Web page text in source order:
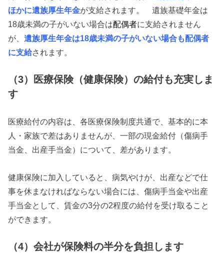
ほかに遺族厚生年金が支給されます。 遺族基礎年金は
18歳未満の子がいない場合は配偶者に支給されません
が、遺族厚生年金は18歳未満の子がいない場合も配偶者
に支給されます。
（3）医療保険（健康保険）の給付も充実しま
す
医療給付の内容は、各医療保険制度共通で、基本的に本
人・家族で差はありませんが、一部の現金給付（傷病手
当金、出産手当金）について、差があります。
健康保険に加入していると、病気やけが、出産などで仕
事を休まなければならない場合には、傷病手当金や出産
手当金として、賃金の3分の2程度の給付を受け取ること
ができます。
（4）会社が保険料の半分を負担します